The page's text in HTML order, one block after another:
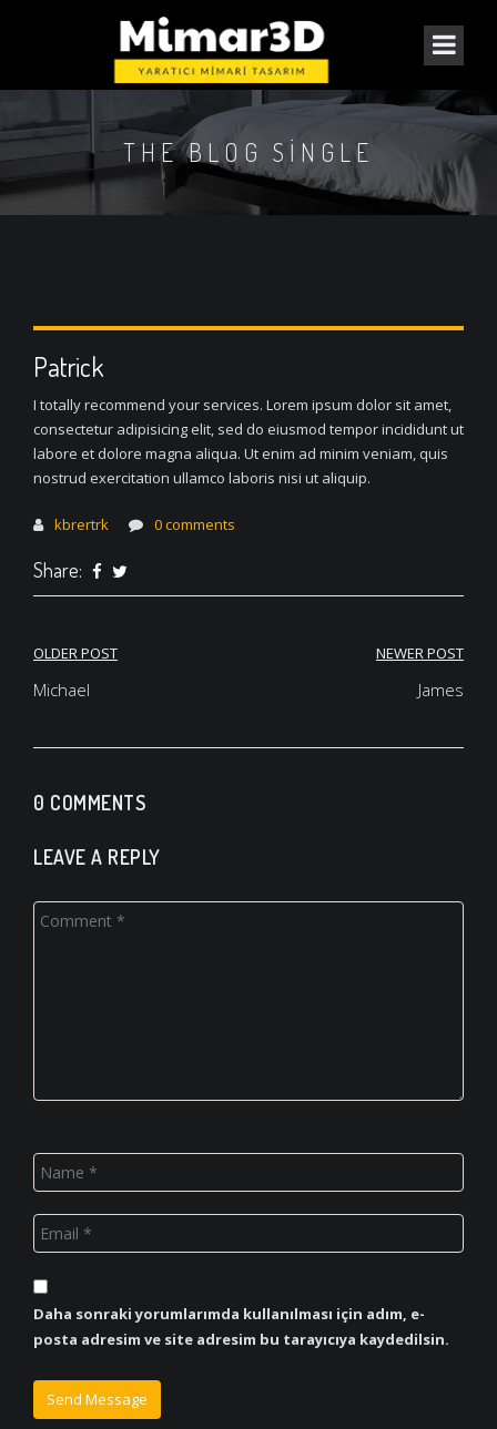
THE BLOG SINGLE
Patrick
I totally recommend your services. Lorem ipsum dolor sit amet,
consectetur adipisicing elit, sed do eiusmod tempor incididunt ut
labore et dolore magna aliqua. Ut enim ad minim veniam, quis
nostrud exercitation ullamco laboris nisi ut aliquip.
kbrertrk 0 comments
Share:
Yazı
gezinmesi
OLDER POST
Michael
NEWER POST
James
0 COMMENTS
LEAVE A REPLY
Daha sonraki yorumlarımda kullanılması için adım, e-
posta adresim ve site adresim bu tarayıcıya kaydedilsin.